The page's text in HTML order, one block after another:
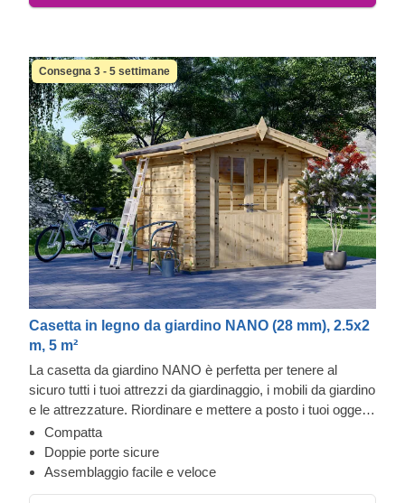
Consegna 3 - 5 settimane
Casetta in legno da giardino NANO (28 mm), 2.5x2
m, 5 m²
La casetta da giardino NANO è perfetta per tenere al
sicuro tutti i tuoi attrezzi da giardinaggio, i mobili da giardino
e le attrezzature. Riordinare e mettere a posto i tuoi oggetti
ti permetterà di capire ciò che devi tenere vicino e ciò che
può essere riposto all'esterno ma proprio accanto a casa.
Questo modello pratico ma elegante può essere una vera
Compatta
Doppie porte sicure
Assemblaggio facile e veloce